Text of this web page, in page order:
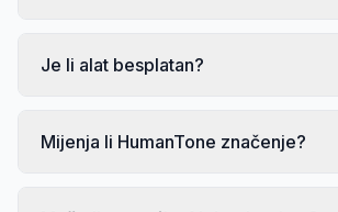
Je li alat besplatan?
Mijenja li HumanTone značenje?